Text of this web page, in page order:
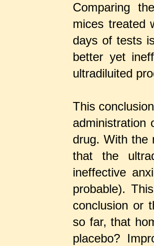
Comparing
mices treated
days of tests
better yet
ultradiluited
This
administration
drug. With the
that the
ineffective
probable).
conclusion or
so far, that
placebo?